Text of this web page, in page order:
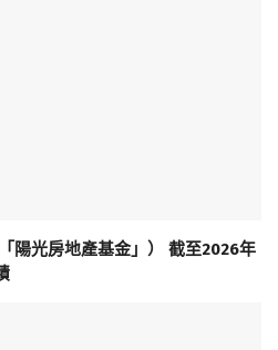
陽光房地產基金」） 截至2026年